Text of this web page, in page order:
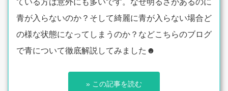
ている方は意外にも多いです。なぜ明るさがあるのに
青が入らないのか？そして綺麗に青が入らない場合ど
の様な状態になってしまうのか？などこちらのブログ
で青について徹底解説してみました☻
» この記事を読む